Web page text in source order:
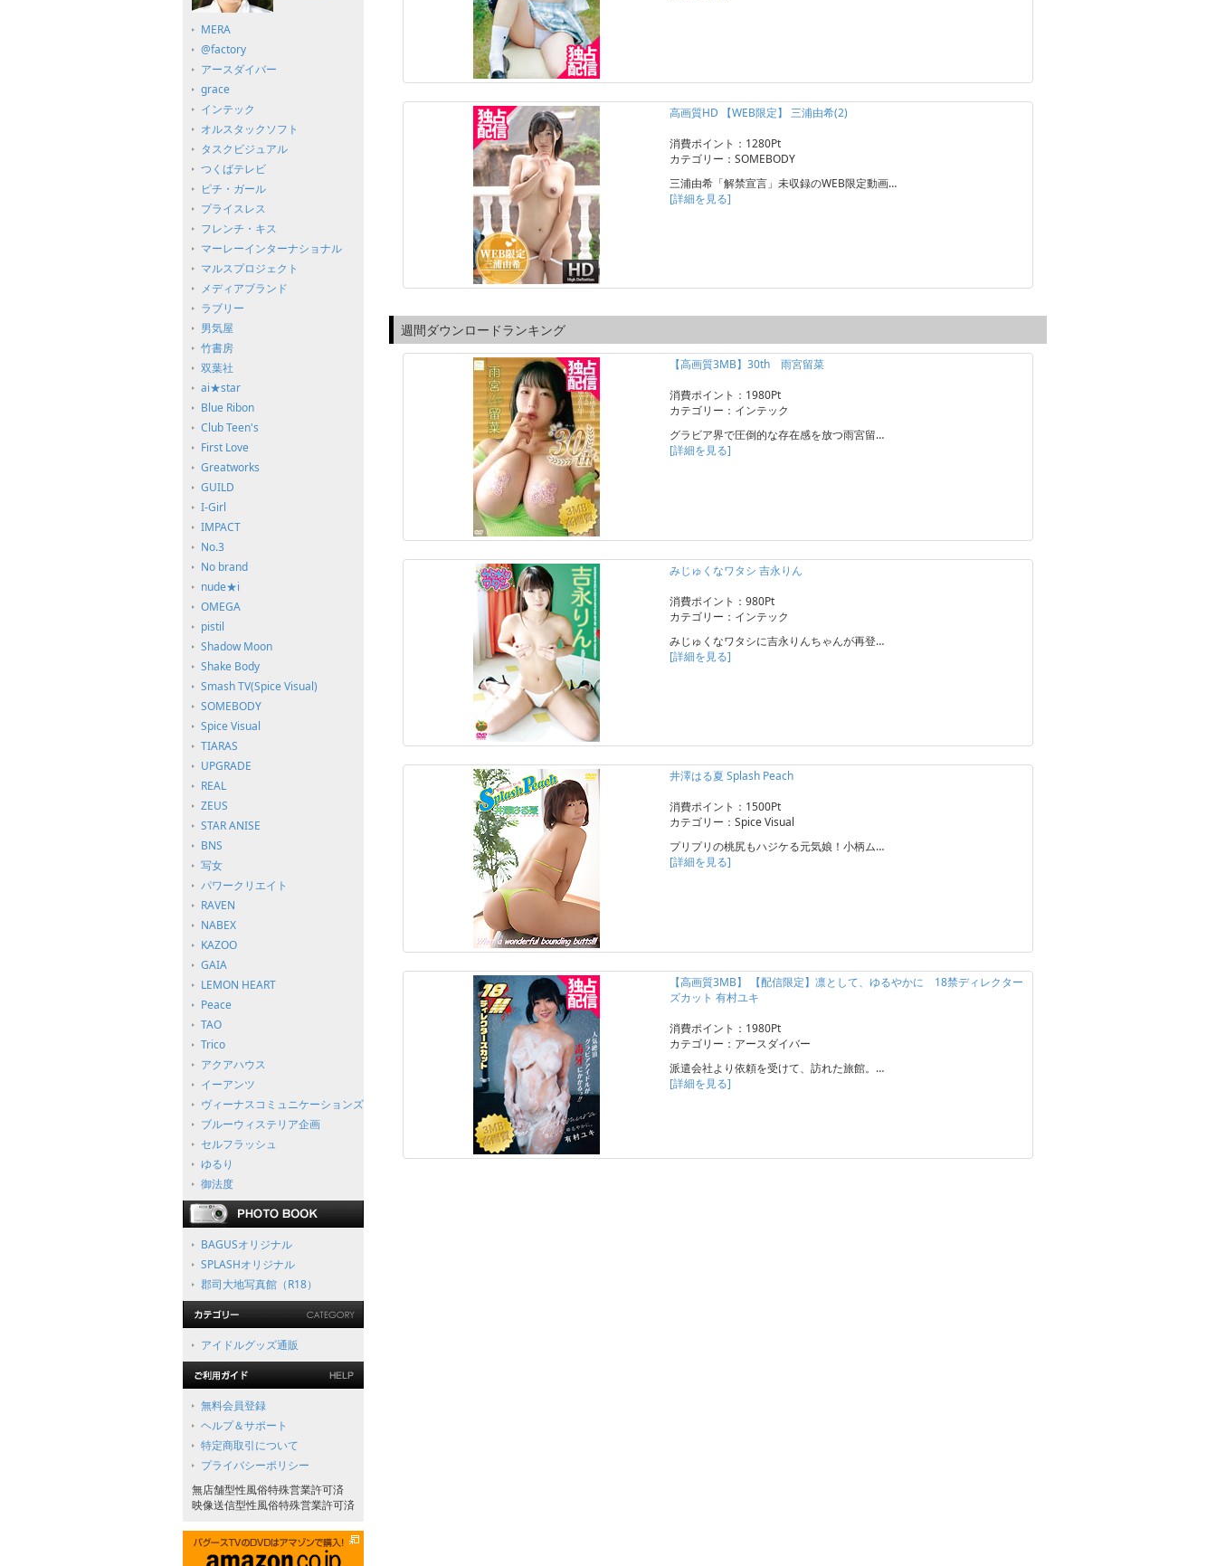
MERA
@factory
アースダイバー
grace
インテック
オルスタックソフト
タスクビジュアル
つくばテレビ
ピチ・ガール
プライスレス
フレンチ・キス
マーレーインターナショナル
マルスプロジェクト
メディアブランド
ラブリー
男気屋
竹書房
双葉社
ai★star
Blue Ribon
Club Teen's
First Love
Greatworks
GUILD
I-Girl
IMPACT
No.3
No brand
nude★i
OMEGA
pistil
Shadow Moon
Shake Body
Smash TV(Spice Visual)
SOMEBODY
Spice Visual
TIARAS
UPGRADE
REAL
ZEUS
STAR ANISE
BNS
写女
パワークリエイト
RAVEN
NABEX
KAZOO
GAIA
LEMON HEART
Peace
TAO
Trico
アクアハウス
イーアンツ
ヴィーナスコミュニケーションズ
ブルーウィステリア企画
セルフラッシュ
ゆるり
御法度
BAGUSオリジナル
SPLASHオリジナル
郡司大地写真館（R18）
アイドルグッズ通販
無料会員登録
ヘルプ＆サポート
特定商取引について
プライバシーポリシー
無店舗型性風俗特殊営業許可済
映像送信型性風俗特殊営業許可済
高画質HD 【WEB限定】 三浦由希(2)
消費ポイント：1280Pt
カテゴリー：SOMEBODY
三浦由希「解禁宣言」未収録のWEB限定動画…
[詳細を見る]
週間ダウンロードランキング
【高画質3MB】30th 雨宮留菜
消費ポイント：1980Pt
カテゴリー：インテック
グラビア界で圧倒的な存在感を放つ雨宮留…
[詳細を見る]
みじゅくなワタシ 吉永りん
消費ポイント：980Pt
カテゴリー：インテック
みじゅくなワタシに吉永りんちゃんが再登…
[詳細を見る]
井澤はる夏 Splash Peach
消費ポイント：1500Pt
カテゴリー：Spice Visual
プリプリの桃尻もハジケる元気娘！小柄ム…
[詳細を見る]
【高画質3MB】 【配信限定】凛として、ゆるやかに 18禁ディレクター
ズカット 有村ユキ
消費ポイント：1980Pt
カテゴリー：アースダイバー
派遣会社より依頼を受けて、訪れた旅館。…
[詳細を見る]